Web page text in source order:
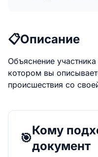
📋Описание
Объяснение
котором вы
происшествия со
🎯
Кому
документ